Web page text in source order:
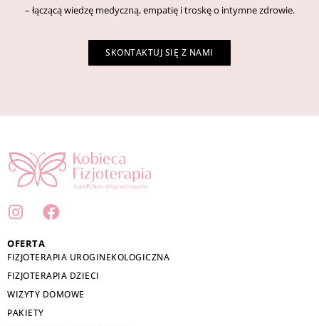
– łączącą wiedzę medyczną, empatię i troskę o intymne zdrowie.
SKONTAKTUJ SIĘ Z NAMI
I
s
t
a
g
r
F
e
b
o
OFERTA
FIZJOTERAPIA UROGINEKOLOGICZNA
FIZJOTERAPIA DZIECI
WIZYTY DOMOWE
PAKIETY